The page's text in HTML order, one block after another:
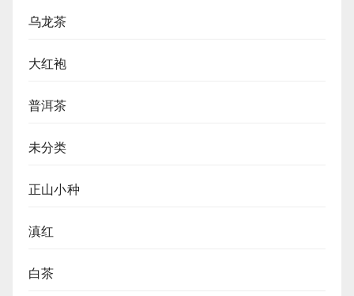
乌龙茶
大红袍
普洱茶
未分类
正山小种
滇红
白茶